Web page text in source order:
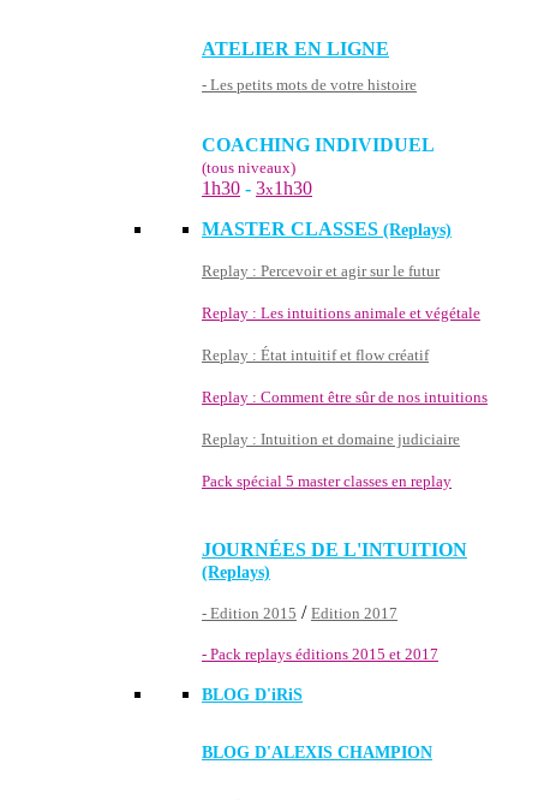
ATELIER EN LIGNE
- Les petits mots de votre histoire
COACHING INDIVIDUEL
(tous niveaux)
1h30 - 3x1h30
MASTER CLASSES (Replays)
Replay : Percevoir et agir sur le futur
Replay : Les intuitions animale et végétale
Replay : État intuitif et flow créatif
Replay : Comment être sûr de nos intuitions
Replay : Intuition et domaine judiciaire
Pack spécial 5 master classes en replay
JOURNÉES DE L'INTUITION
(Replays)
- Edition 2015 / Edition 2017
- Pack replays éditions 2015 et 2017
BLOG D'iRiS
BLOG D'ALEXIS CHAMPION